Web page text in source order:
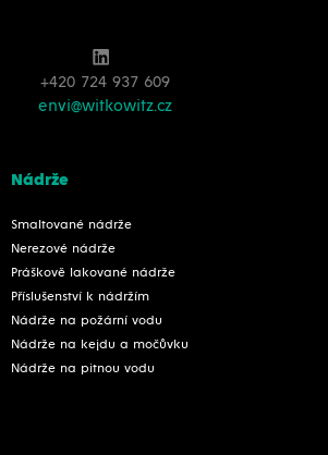
+420 724 937 609
envi@witkowitz.cz
Nádrže
Smaltované nádrže
Nerezové nádrže
Práškově lakované nádrže
Příslušenství k nádržím
Nádrže na požární vodu
Nádrže na kejdu a močůvku
Nádrže na pitnou vodu